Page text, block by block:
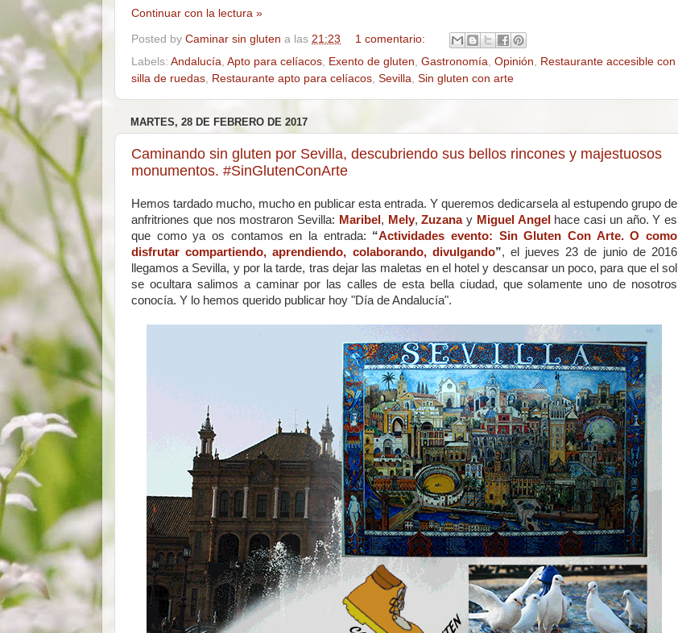
Continuar con la lectura »
Posted by Caminar sin gluten a las 21:23
1 comentario:
Labels: Andalucía Apto para celíacos Exento de gluten Gastronomía Opinión
Restaurante accesible con
silla de ruedas Restaurante apto para celíacos Sevilla Sin gluten con arte
MARTES, 28 DE FEBRERO DE 2017
Caminando sin gluten por Sevilla, descubriendo sus bellos rincones y majestuosos
monumentos. #SinGlutenConArte
Hemos tardado mucho, mucho en publicar esta entrada. Y queremos dedicarsela al estupendo grupo de
anfritriones que nos mostraron Sevilla: Maribel , Mely,Zuzanay Miguel Angel
hace casi un año. Y es
que como ya os contamos en la entrada: “Actividades evento: Sin Gluten Con Arte. O como
disfrutar compartiendo, aprendiendo, colaborando, divulgando”, el jueves 23 de junio de 2016
llegamos a Sevilla, y por la tarde, tras dejar las maletas en el hotel y descansar un poco, para que el sol
se ocultara salimos a caminar por las calles de esta bella ciudad, que solamente uno de nosotros
conocía. Y lo hemos querido publicar hoy "Día de Andalucía".